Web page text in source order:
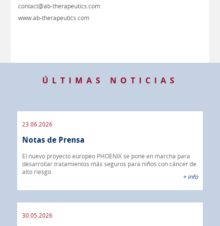
contact@ab-therapeutics.com
www.ab-therapeutics.com
ÚLTIMAS NOTICIAS
23.06.2026
Notas de Prensa
El nuevo proyecto europeo PHOENIX se pone en marcha para
desarrollar tratamientos más seguros para niños con cáncer de
alto riesgo
+ info
30.05.2026